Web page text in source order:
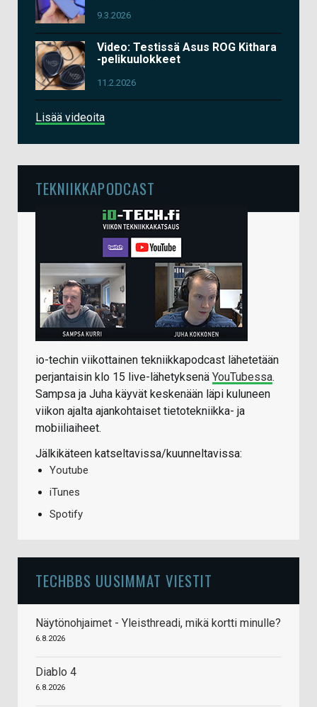
9.3.2026
Video: Testissä Asus ROG Kithara
-pelikuulokkeet
11.2.2026
Lisää videoita
TEKNIIKKAPODCAST
io-techin viikottainen tekniikkapodcast lähetetään
perjantaisin klo 15 live-lähetyksenä YouTubessa.
Sampsa ja Juha käyvät keskenään läpi kuluneen
viikon ajalta ajankohtaiset tietotekniikka- ja
mobiiliaiheet.
Jälkikäteen katseltavissa/kuunneltavissa:
Youtube
iTunes
Spotify
TECHBBS UUSIMMAT VIESTIT
Näytönohjaimet - Yleisthreadi, mikä kortti minulle?
6.8.2026
Diablo 4
6.8.2026